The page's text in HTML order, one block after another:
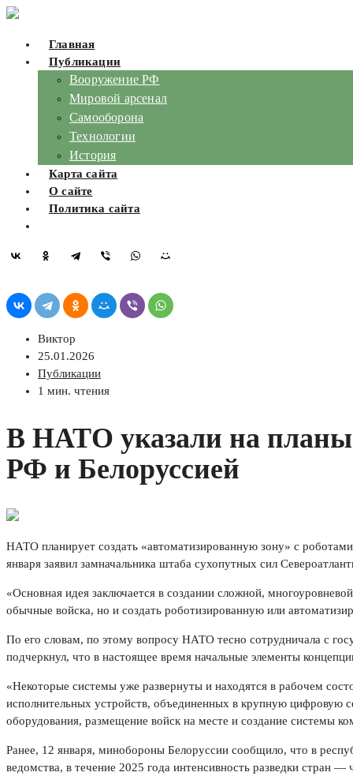
Skip
content
Главная
Публикации
Вооружение РФ
Мировой арсенал
Самооборона
Технологии
История
Карта сайта
О сайте
Политика сайта
Виктор
25.01.2026
Публикации
1 мин. чтения
В НАТО указали на планы
РФ и Белоруссией
НАТО планирует создать «автоматизированную зону» с
января заявил замначальника штаба сухопутных сил
«Основная идея заключается в создании сложной,
обычные войска, но и создать роботизированную или
По его словам, по этому вопросу НАТО тесно сотрудничала с
подчеркнул, что в настоящее время начальные элементы
«Некоторые системы уже развернуты и находятся в рабочем
исполнительных устройств, объединенных в крупную цифровую
оборудования, размещение войск на месте и создание системы
Ранее, 12 января, минобороны Белоруссии сообщило, что в
ведомства, в течение 2025 года интенсивность разведки стран